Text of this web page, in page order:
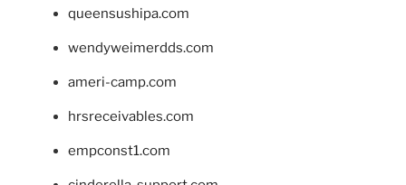
queensushipa.com
wendyweimerdds.com
ameri-camp.com
hrsreceivables.com
empconst1.com